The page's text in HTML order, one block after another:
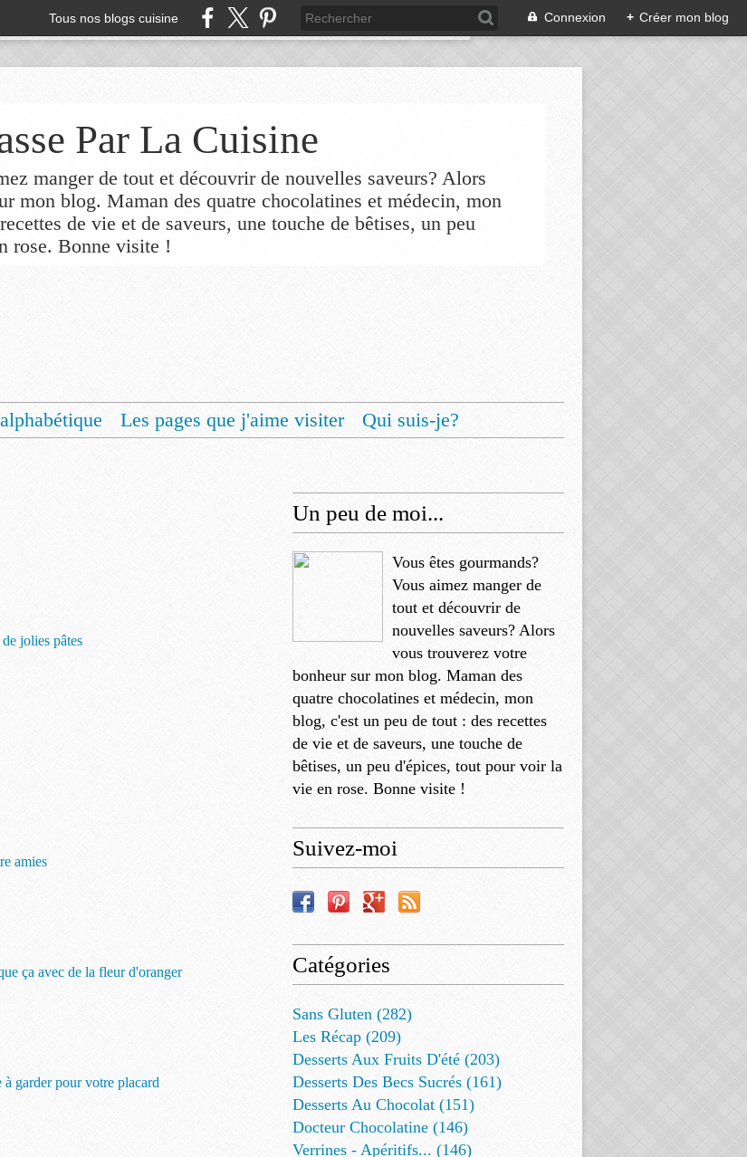
Tous nos blogs cuisine Connexion + Créer mon blog
Par La Cuisine
manger de tout et découvrir de nouvelles saveurs? Alors
mon blog. Maman des quatre chocolatines et médecin, mon
de vie et de saveurs, une touche de bêtises, un peu
rose. Bonne visite !
Les pages que j'aime visiter
Qui suis-je?
jolies pâtes
amies
ça avec de la fleur d'oranger
garder pour votre placard
Un peu de moi...
Vous êtes gourmands?
Vous aimez manger de
tout et découvrir de
nouvelles saveurs? Alors
vous trouverez votre
bonheur sur mon blog. Maman des
quatre chocolatines et médecin, mon
blog, c'est un peu de tout : des recettes
de vie et de saveurs, une touche de
bêtises, un peu d'épices, tout pour voir la
vie en rose. Bonne visite !
Suivez-moi
Catégories
Sans Gluten (282)
Les Récap (209)
Desserts Aux Fruits D'été (203)
Desserts Des Becs Sucrés (161)
Desserts Au Chocolat (151)
Docteur Chocolatine (146)
Verrines - Apéritifs... (146)